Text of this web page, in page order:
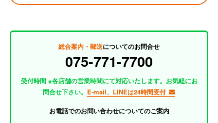
総合案内・郵送についてのお問合せ
075-771-7700
受付時間 ※各店舗の営業時間にて対応いたします。お気軽にお
問合せ下さい。 E-mail、LINEは24時間受付
お電話でのお問い合わせについてのご案内